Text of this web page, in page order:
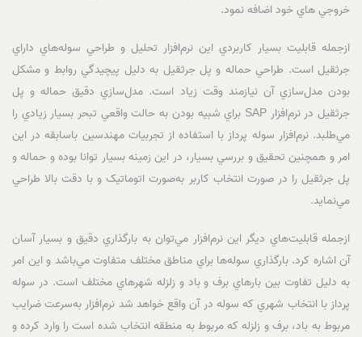
خروجي هاي خود اضافه نمود.
ازجمله قابليت بسيار کاربردي اين نرم‌افزار تحليل و طراحي سوله‌هاي داراي
جرثقيل است. طراحي حماله و پل جرثقيل به دليل پيچيدگي روابط و مشکل
بودن مدل‌سازي آن نيازمند وقت زياد است. مدل‌سازي دقيق حماله و پل
جرثقيل در نرم‌افزار SAP براي شبيه بودن به حالت واقعي تبحر بسيار زيادي را
مي‌طلبد. نرم‌افزار سوله پرداز با استفاده از تجربيات مهندسين باسابقه در اين
امر و همچنين تحقيق و بررسي بسيار، در اين زمينه بسيار توانا بوده و حماله و
پل جرثقيل را در صورت انتخاب کاربر به‌صورت اتوماتيک و با دقت بالا طراحي
مي‌نمايد.
ازجمله قابليت‌هاي ديگر اين نرم‌افزار مي‌توان به بارگذاري دقيق و بسيار آسان
آن اشاره کرد. بارگذاري سوله‌ها براي مناطق مختلف متفاوت مي‌باشد و اين امر
به دليل تفاوت بين بارهاي برف و باد و زلزله شهرهاي مختلف است. در سوله
پرداز با انتخاب شهري که سوله در آن واقع خواهد شد نرم‌افزار به‌سرعت ضرايب
مربوط به باد، برف و زلزله که مربوط به منطقه انتخاب‌ شده است را وارد کرده و